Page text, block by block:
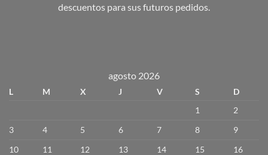
descuentos para sus futuros pedidos.
agosto 2026
L M X J V S
D
1
2
3
4 5 6 7 8
9
10
11 12 13 14 15 16